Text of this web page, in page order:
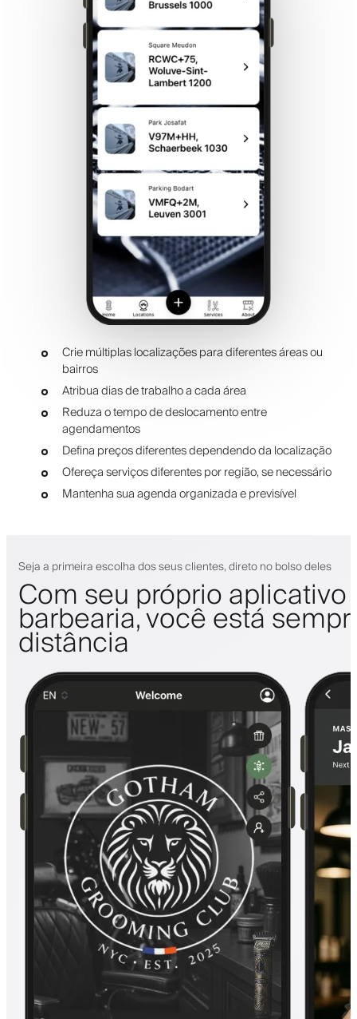
Crie múltiplas localizações para diferentes áreas ou
bairros
Atribua dias de trabalho a cada área
Reduza o tempo de deslocamento entre
agendamentos
Defina preços diferentes dependendo da localização
Ofereça serviços diferentes por região, se necessário
Mantenha sua agenda organizada e previsível
Seja a primeira escolha dos seus clientes, direto no bolso deles
Com seu próprio
barbearia, você está
distância